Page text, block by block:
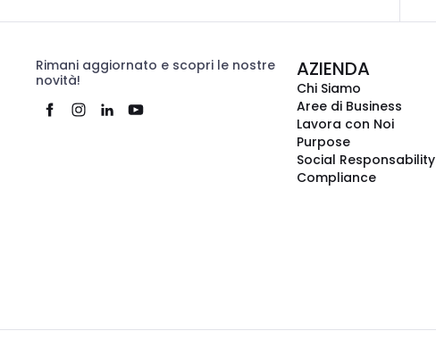
Rimani aggiornato e scopri le nostre
novità!
AZIENDA
Chi Siamo
Aree di Business
Lavora con Noi
Purpose
Social Responsability
Compliance